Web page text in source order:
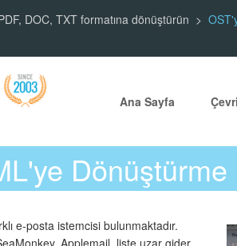
DOC, TXT formatına dönüştürün
Ana Sayfa
Dönüştürme
e-posta istemcisi bulunmaktadır.